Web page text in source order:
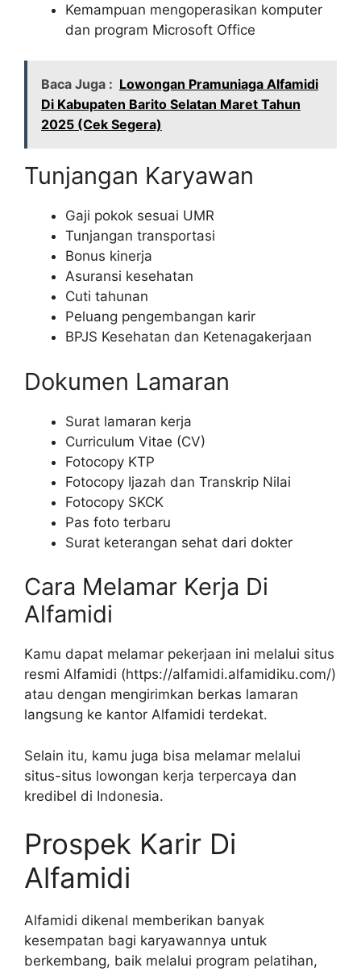
Kemampuan mengoperasikan komputer
dan program Microsoft Office
Baca Juga : Lowongan Pramuniaga Alfamidi
Di Kabupaten Barito Selatan Maret Tahun
2025 (Cek Segera)
Tunjangan Karyawan
Gaji pokok sesuai UMR
Tunjangan transportasi
Bonus kinerja
Asuransi kesehatan
Cuti tahunan
Peluang pengembangan karir
BPJS Kesehatan dan Ketenagakerjaan
Dokumen Lamaran
Surat lamaran kerja
Curriculum Vitae (CV)
Fotocopy KTP
Fotocopy Ijazah dan Transkrip Nilai
Fotocopy SKCK
Pas foto terbaru
Surat keterangan sehat dari dokter
Cara Melamar Kerja Di
Alfamidi
Kamu dapat melamar pekerjaan ini melalui situs
resmi Alfamidi (https://alfamidi.alfamidiku.com/)
atau dengan mengirimkan berkas lamaran
langsung ke kantor Alfamidi terdekat.
Selain itu, kamu juga bisa melamar melalui
situs-situs lowongan kerja terpercaya dan
kredibel di Indonesia.
Prospek Karir Di
Alfamidi
Alfamidi dikenal memberikan banyak
kesempatan bagi karyawannya untuk
berkembang, baik melalui program pelatihan,